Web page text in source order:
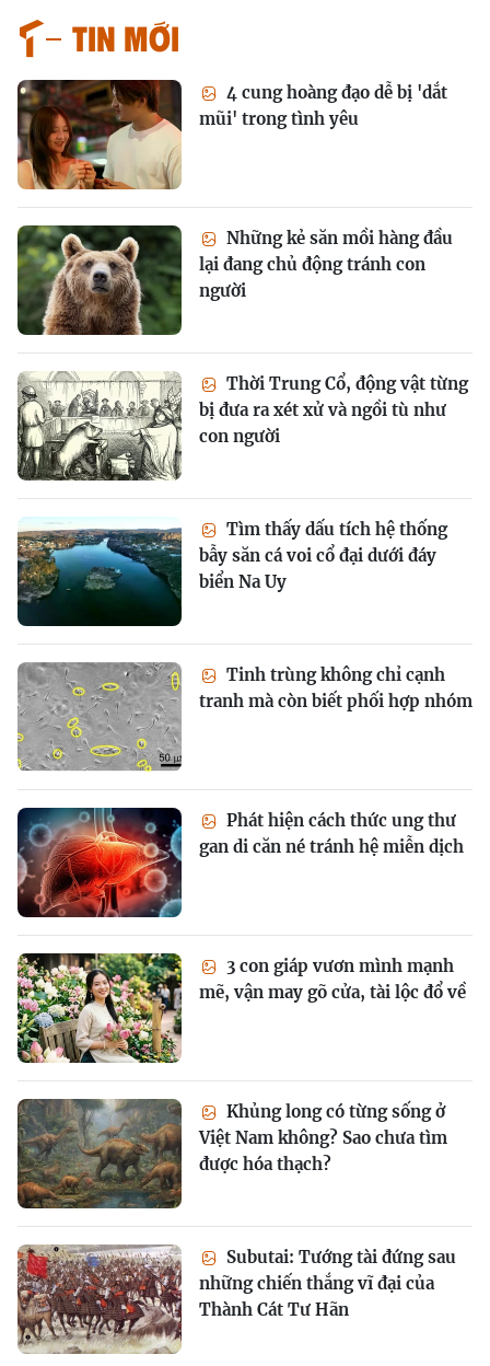
Tin mới
4 cung hoàng đạo dễ bị 'dắt
mũi' trong tình yêu
Những kẻ săn mồi hàng đầu
lại đang chủ động tránh con
người
Thời Trung Cổ, động vật từng
bị đưa ra xét xử và ngồi tù như
con người
Tìm thấy dấu tích hệ thống
bẫy săn cá voi cổ đại dưới đáy
biển Na Uy
Tinh trùng không chỉ cạnh
tranh mà còn biết phối hợp nhóm
Phát hiện cách thức ung thư
gan di căn né tránh hệ miễn dịch
3 con giáp vươn mình mạnh
mẽ, vận may gõ cửa, tài lộc đổ về
Khủng long có từng sống ở
Việt Nam không? Sao chưa tìm
được hóa thạch?
Subutai: Tướng tài đứng sau
những chiến thắng vĩ đại của
Thành Cát Tư Hãn